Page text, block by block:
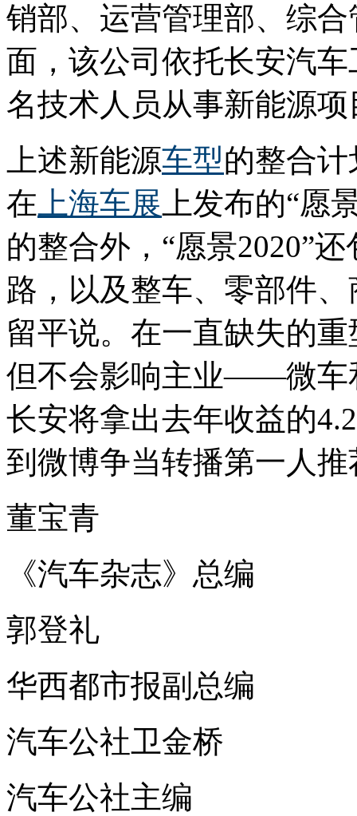
销部、运营管理部、综
面，该公司依托长安汽
名技术人员从事新能源
上述新能源车型的整合
在 上海车展 上发布的“愿
的整合外，“愿景2020”
路，以及整车、零部件
留平说。在一直缺失的
但不会影响主业——微车
长安将拿出去年收益的
到微博争当转播第一人推
董宝青
《汽车杂志》总编
郭登礼
华西都市报副总编
汽车公社卫金桥
汽车公社主编